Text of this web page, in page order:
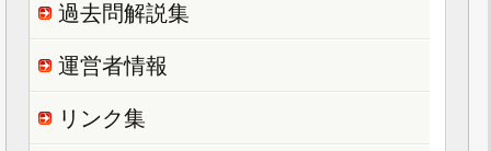
過去問解説集
運営者情報
リンク集